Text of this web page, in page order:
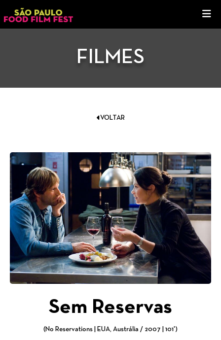
FILMES
VOLTAR
Sem Reservas
(No Reservations | EUA, Austrália / 2007 | 101')